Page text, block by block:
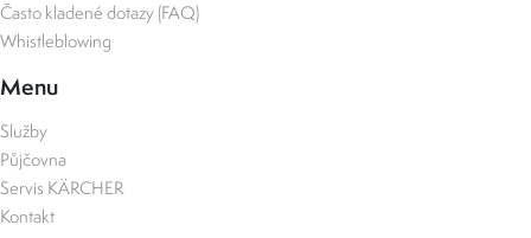
Často kladené dotazy (FAQ)
Whistleblowing
Menu
Služby
Půjčovna
Servis KÄRCHER
Kontakt